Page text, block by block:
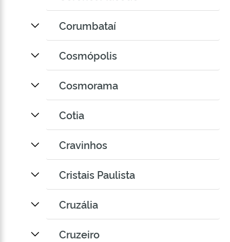
Corumbataí
Cosmópolis
Cosmorama
Cotia
Cravinhos
Cristais Paulista
Cruzália
Cruzeiro